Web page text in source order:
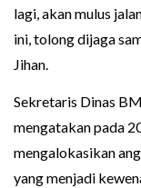
lagi, akan mulus
ini, tolong dijaga
Jihan.
Sekretaris Dinas
mengatakan pada
mengalokasikan
yang menjadi